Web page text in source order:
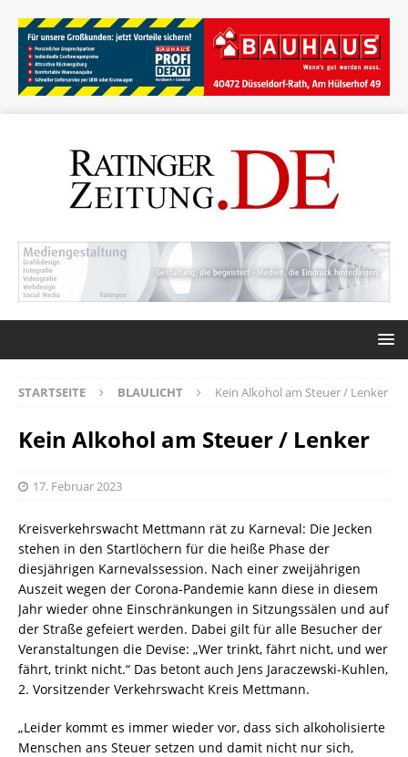
STARTSEITE BLAULICHT Kein Alkohol am Steuer / Lenker
Kein Alkohol am Steuer / Lenker
17. Februar 2023
Kreisverkehrswacht Mettmann rät zu Karneval: Die Jecken
stehen in den Startlöchern für die heiße Phase der
diesjährigen Karnevalssession. Nach einer zweijährigen
Auszeit wegen der Corona-Pandemie kann diese in diesem
Jahr wieder ohne Einschränkungen in Sitzungssälen und auf
der Straße gefeiert werden. Dabei gilt für alle Besucher der
Veranstaltungen die Devise: „Wer trinkt, fährt nicht, und wer
fährt, trinkt nicht.“ Das betont auch Jens Jaraczewski-Kuhlen,
2. Vorsitzender Verkehrswacht Kreis Mettmann.
„Leider kommt es immer wieder vor, dass sich alkoholisierte
Menschen ans Steuer setzen und damit nicht nur sich,